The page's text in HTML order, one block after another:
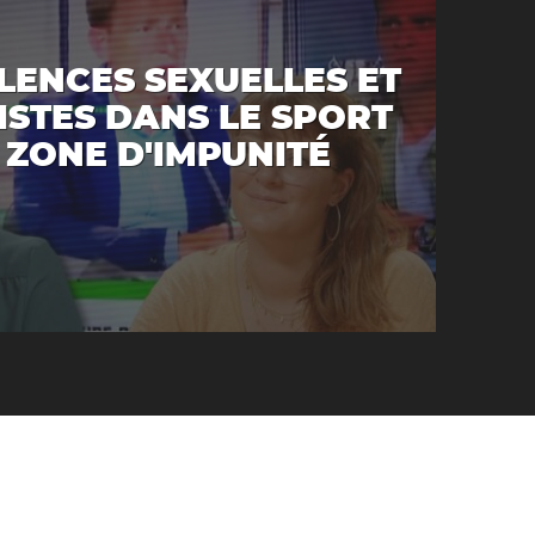
SEXUELLES ET
DANS LE SPORT
D'IMPUNITÉ